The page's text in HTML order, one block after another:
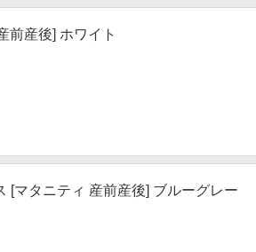
前産後] ホワイト
[マタニティ 産前産後] ブルーグレー